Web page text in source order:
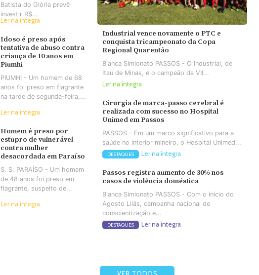
Batista do Glória prevê
investir R$...
Ler na íntegra
Idoso é preso após
tentativa de abuso contra
criança de 10 anos em
Piumhi
PIUMHI - Um homem de 68
anos foi preso em flagrante
na tarde de segunda-feira,...
Ler na íntegra
Homem é preso por
estupro de vulnerável
contra mulher
desacordada em Paraíso
S. S. PARAÍSO - Um homem
de 48 anos foi preso em
flagrante, suspeito de...
Ler na íntegra
Industrial vence novamente o PTC e
conquista tricampeonato da Copa
Regional Quarentão
Bianca Simionato PASSOS - O Industrial, de
Itaú de Minas, é o campeão da VII...
Ler na íntegra
Cirurgia de marca-passo cerebral é
realizada com sucesso no Hospital
Unimed em Passos
PASSOS - Em um marco significativo para a
saúde no interior mineiro, o Hospital Unimed...
DESTAQUES Ler na íntegra
Passos registra aumento de 30% nos
casos de violência doméstica
Bianca Simionato PASSOS - Com o início do
Agosto Lilás, campanha nacional de
conscientização e...
DESTAQUES Ler na íntegra